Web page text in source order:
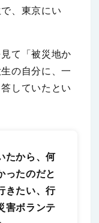
、東京にい
て「被災地か
の自分に、一
していたとい
たから、何
ったのだと
きたい、行
害ボランテ